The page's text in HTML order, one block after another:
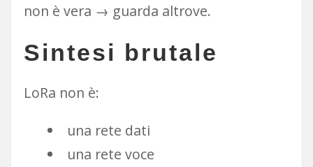
non è vera → guarda altrove.
Sintesi brutale
LoRa non è:
una rete dati
una rete voce